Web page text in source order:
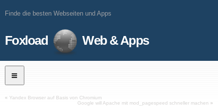
Finde die besten Webseiten und Apps
Foxload Web & Apps
« Yandex Browser auf Basis von Chromium
Google will Apache mit mod_pagespeed schneller machen »